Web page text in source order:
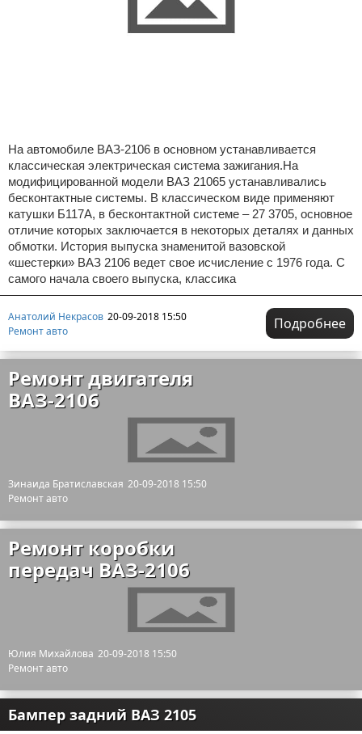
На автомобиле ВАЗ-2106 в основном устанавливается
классическая электрическая система зажигания.На
модифицированной модели ВАЗ 21065 устанавливались
бесконтактные системы. В классическом виде применяют
катушки Б117А, в бесконтактной системе – 27 3705, основное
отличие которых заключается в некоторых деталях и данных
обмотки. История выпуска знаменитой вазовской
«шестерки» ВАЗ 2106 ведет свое исчисление с 1976 года. С
самого начала своего выпуска, классика
Анатолий Некрасов 20-09-2018 15:50
Ремонт авто
Подробнее
Ремонт двигателя
ВАЗ-2106
Зинаида Братиславская 20-09-2018 15:50
Ремонт авто
Ремонт коробки
передач ВАЗ-2106
Юлия Михайлова 20-09-2018 15:50
Ремонт авто
Бампер задний ВАЗ 2105